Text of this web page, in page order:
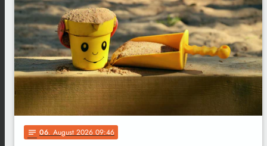
notes 06. August 2026 09:46